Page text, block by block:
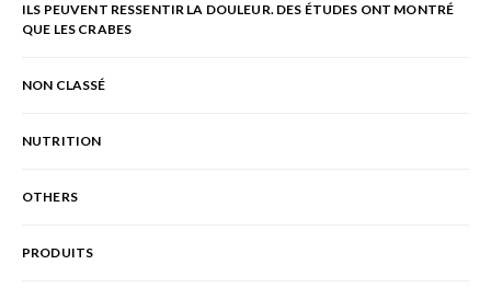
ILS PEUVENT RESSENTIR LA DOULEUR. DES ÉTUDES ONT MONTRÉ
QUE LES CRABES
NON CLASSÉ
NUTRITION
OTHERS
PRODUITS